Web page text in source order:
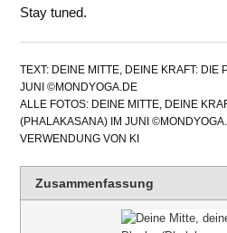
Stay tuned.
TEXT: DEINE MITTE, DEINE KRAFT: DIE
JUNI ©MONDYOGA.DE
ALLE FOTOS: DEINE MITTE, DEINE
(PHALAKASANA) IM JUNI
VERWENDUNG VON KI
Zusammenfassung